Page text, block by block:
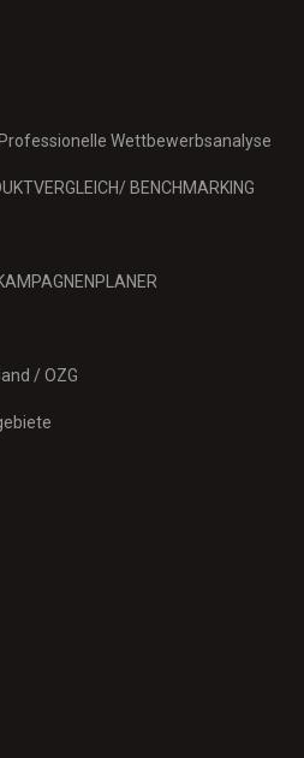
Wettbewerbsanalyse
BENCHMARKING
/ OZG